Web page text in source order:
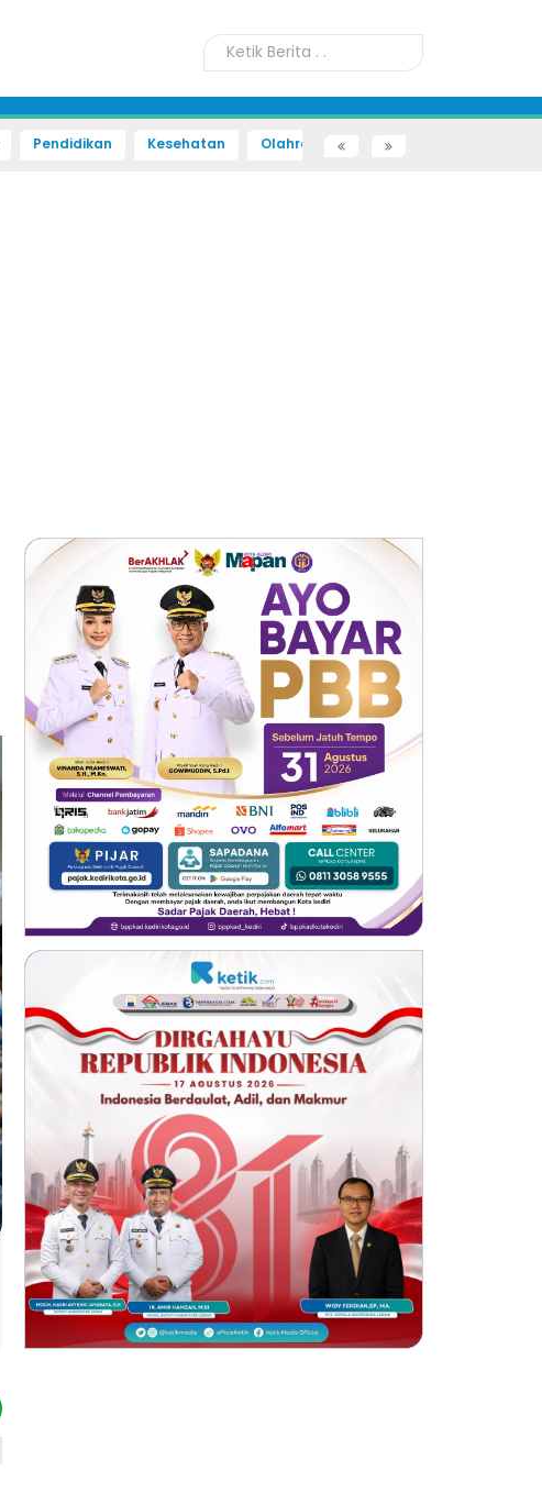
Pendidikan Kesehatan Olahraga Sains dan Teknologi